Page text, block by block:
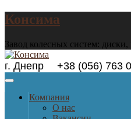
Консима
Завод колесных систем:
г. Днепр +38 (056)
Компания
О нас